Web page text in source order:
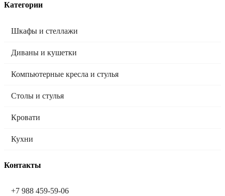
Категории
Шкафы и стеллажи
Диваны и кушетки
Компьютерные кресла и стулья
Столы и стулья
Кровати
Кухни
Контакты
+7 988 459-59-06